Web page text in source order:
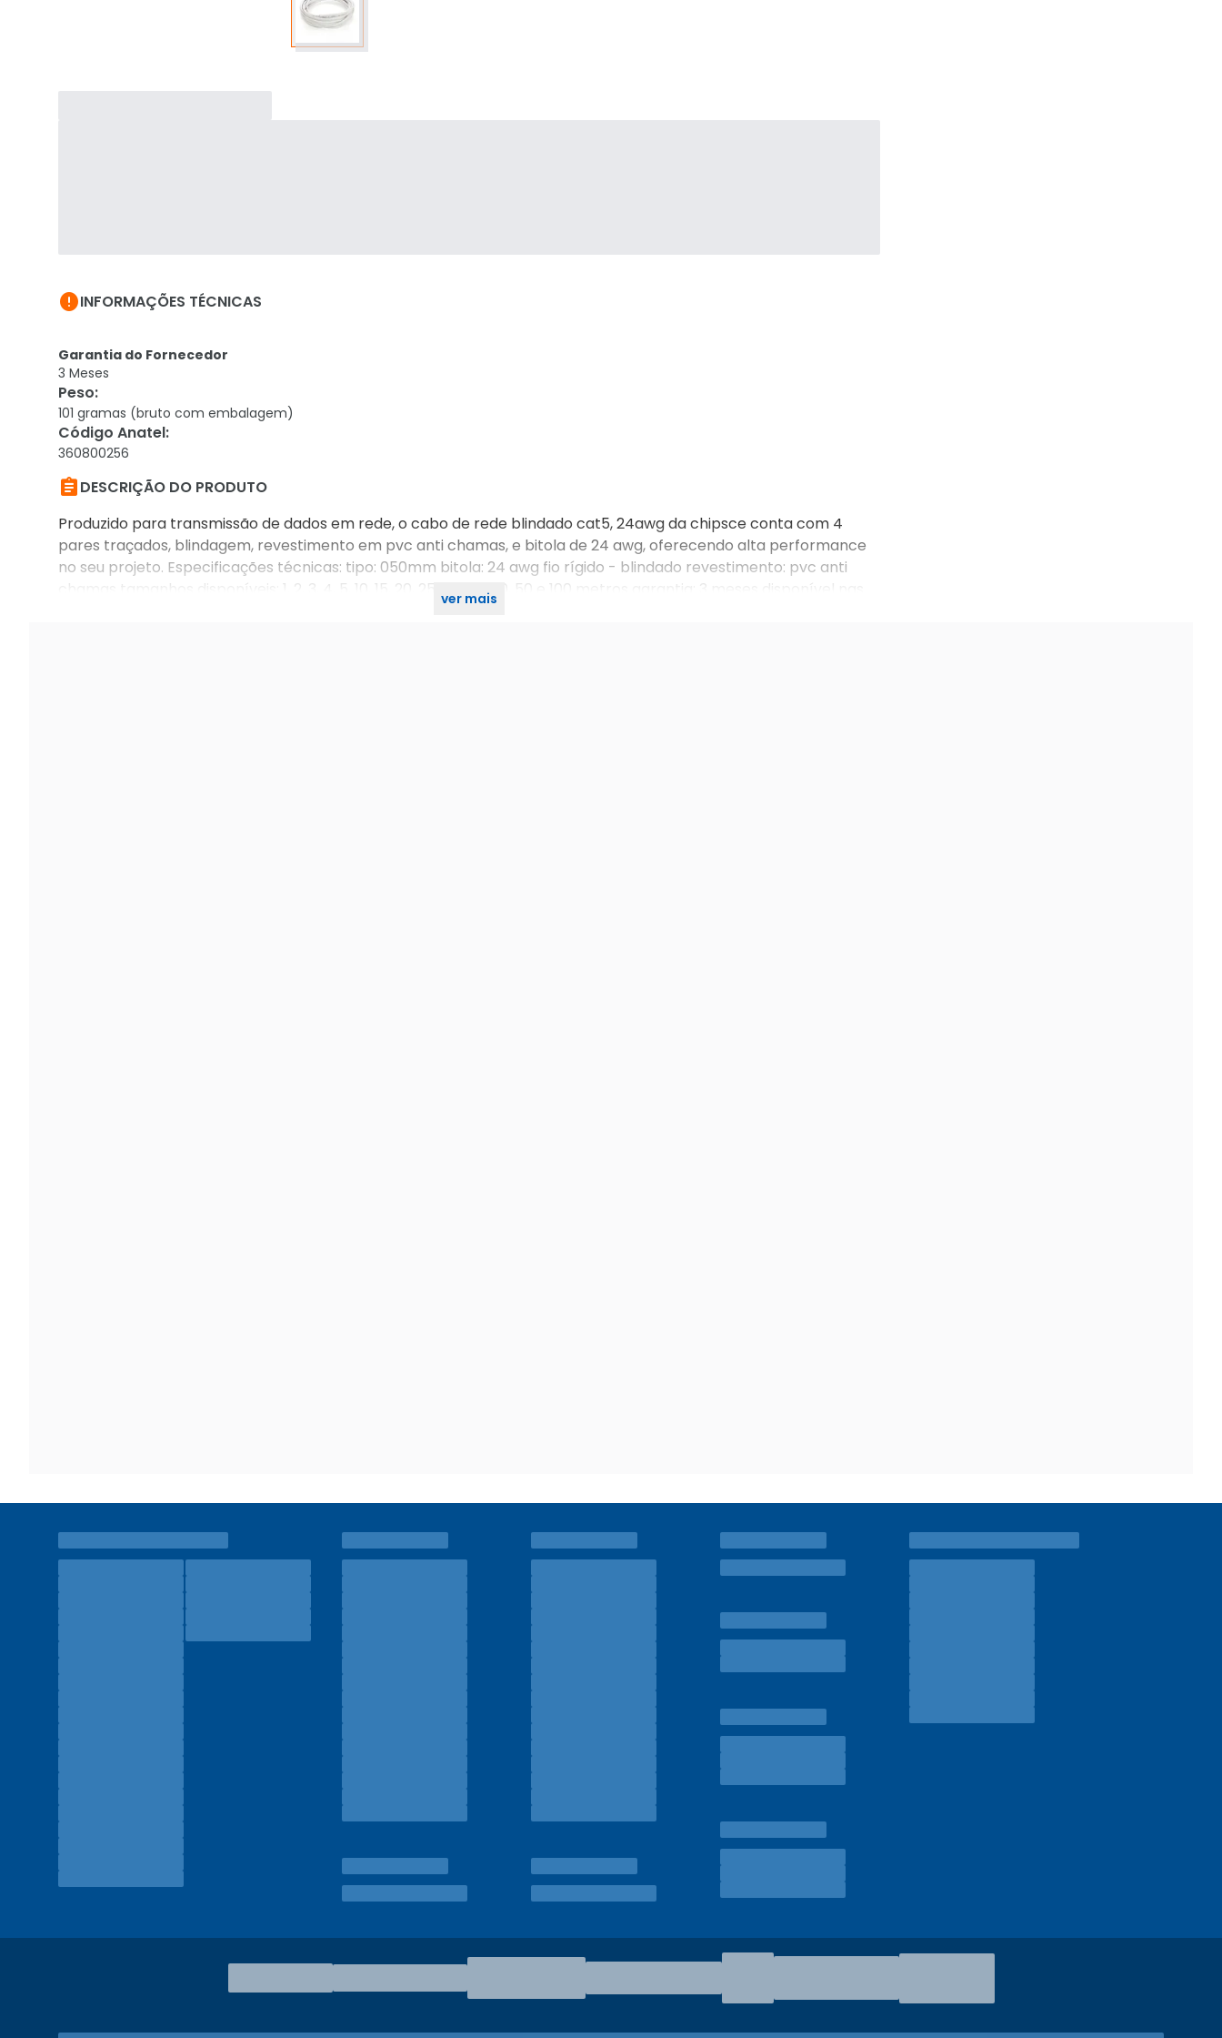
INFORMAÇÕES TÉCNICAS
Garantia do Fornecedor
3 Meses
Peso:
101 gramas (bruto com embalagem)
Código Anatel:
360800256
DESCRIÇÃO DO PRODUTO
Produzido para transmissão de dados em rede, o cabo de rede blindado cat5, 24awg da chipsce conta com 4
pares traçados, blindagem, revestimento em pvc anti chamas, e bitola de 24 awg, oferecendo alta performance
no seu projeto. Especificações técnicas: tipo: 050mm bitola: 24 awg fio rígido - blindado revestimento: pvc anti
chamas tamanhos disponíveis: 1, 2, 3, 4, 5, 10, 15, 20, 25, 30, 35, 40, 50 e 100 metros garantia: 3 meses disponível nas
ver mais